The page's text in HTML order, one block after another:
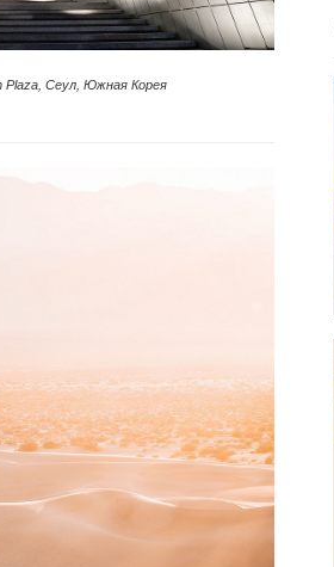
Plaza, Сеул, Южная Корея